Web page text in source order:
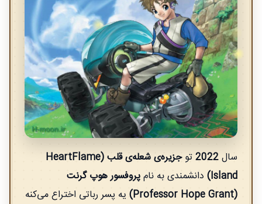
سال2022تو
جزیره‌ی شعله‌ی قلب (HeartFlame
Island) دانشمندی به نامپروفسور هوپ گرنت
(Professor Hope Grant)
یه پسر رباتی اختراع می‌کنه